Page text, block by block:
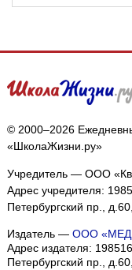
© 2000–2026
«ШколаЖизни.ру»
Учредитель — ООО
Адрес учредителя:
Петербургский пр.,
Издатель — ООО
Адрес издателя:
Петербургский пр.,